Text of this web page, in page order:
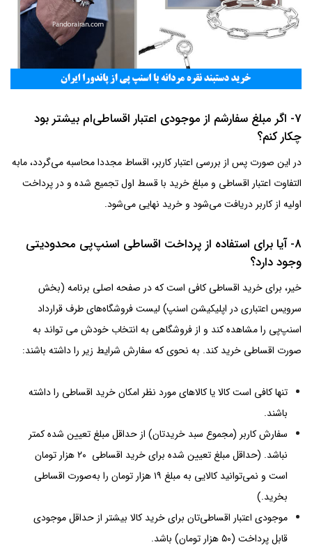
7- اگر مبلغ سفارشم از موجودی اعتبار اقساطی‌ام بیشتر بود
چکار کنم؟
در این صورت پس از بررسی اعتبار کاربر، اقساط مجددا محاسبه می‌گردد، مابه
التفاوت اعتبار اقساطی و مبلغ خرید با قسط اول تجمیع شده و در پرداخت
اولیه از کاربر دریافت می‌شود و خرید نهایی می‌شود.
8- آیا برای استفاده از پرداخت اقساطی اسنپ‌پی محدودیتی
وجود دارد؟
خیر، برای خرید اقساطی کافی است که در صفحه اصلی برنامه (بخش
سرویس اعتباری در اپلیکیشن اسنپ) لیست فروشگاه‌های طرف قرارداد
اسنپ‌پی را مشاهده کند و از فروشگاهی به انتخاب خودش می تواند به
صورت اقساطی خرید کند. به نحوی که سفارش شرایط زیر را داشته باشند:
تنها کافی است کالا یا کالاهای مورد نظر امکان خرید اقساطی را داشته
باشند.
سفارش کاربر (مجموع سبد خریدتان) از حداقل مبلغ تعیین شده کمتر
نباشد. (حداقل مبلغ تعیین شده برای خرید اقساطی ۲۰ هزار تومان
است و نمی‌توانید کالایی به مبلغ ۱۹ هزار تومان را به‌صورت اقساطی
بخرید.)
موجودی اعتبار اقساطی‌تان برای خرید کالا بیشتر از حداقل موجودی
قابل پرداخت (۵۰ هزار تومان) باشد.